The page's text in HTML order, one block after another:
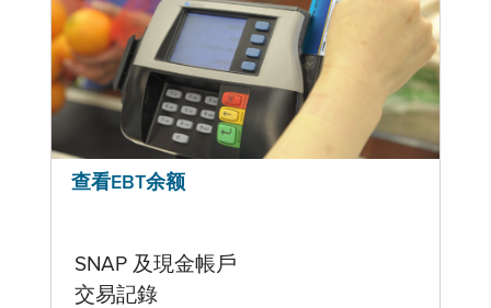
查看EBT余额
SNAP 及現金帳戶
交易記錄